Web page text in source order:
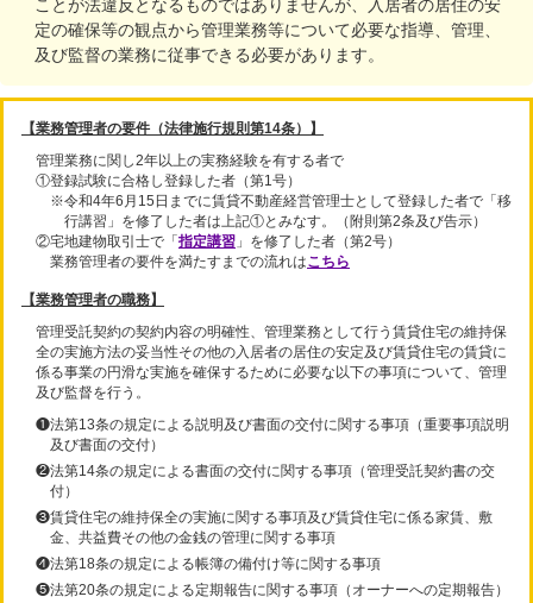
ことが法違反となるものではありませんが、入居者の居住の安
定の確保等の観点から管理業務等について必要な指導、管理、
及び監督の業務に従事できる必要があります。
【業務管理者の要件（法律施行規則第14条）】
管理業務に関し2年以上の実務経験を有する者で
①登録試験に合格し登録した者（第1号）
※令和4年6月15日までに賃貸不動産経営管理士として登録した者で「移
行講習」を修了した者は上記①とみなす。（附則第2条及び告示）
②宅地建物取引士で「 指定講習 」を修了した者（第2号）
業務管理者の要件を満たすまでの流れはこちら
【業務管理者の職務】
管理受託契約の契約内容の明確性、管理業務として行う賃貸住宅の維持保
全の実施方法の妥当性その他の入居者の居住の安定及び賃貸住宅の賃貸に
係る事業の円滑な実施を確保するために必要な以下の事項について、管理
及び監督を行う。
❶法第13条の規定による説明及び書面の交付に関する事項（重要事項説明
及び書面の交付）
❷法第14条の規定による書面の交付に関する事項（管理受託契約書の交
付）
❸賃貸住宅の維持保全の実施に関する事項及び賃貸住宅に係る家賃、敷
金、共益費その他の金銭の管理に関する事項
❹法第18条の規定による帳簿の備付け等に関する事項
❺法第20条の規定による定期報告に関する事項（オーナーへの定期報告）